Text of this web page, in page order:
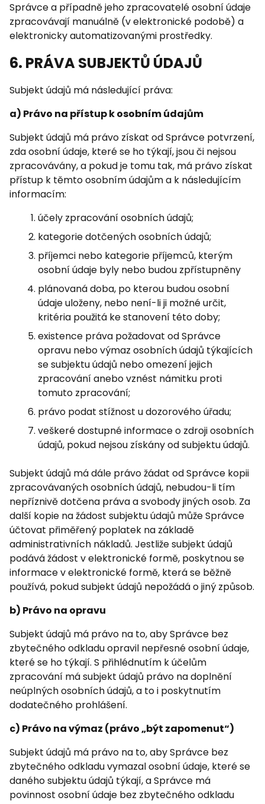
Správce a případně jeho zpracovatelé osobní údaje
zpracovávají manuálně (v elektronické podobě) a
elektronicky automatizovanými prostředky.
6. PRÁVA SUBJEKTŮ ÚDAJŮ
Subjekt údajů má následující práva:
a) Právo na přístup k osobním údajům
Subjekt údajů má právo získat od Správce potvrzení,
zda osobní údaje, které se ho týkají, jsou či nejsou
zpracovávány, a pokud je tomu tak, má právo získat
přístup k těmto osobním údajům a k následujícím
informacím:
účely zpracování osobních údajů;
kategorie dotčených osobních údajů;
příjemci nebo kategorie příjemců, kterým
osobní údaje byly nebo budou zpřístupněny
plánovaná doba, po kterou budou osobní
údaje uloženy, nebo není-li ji možné určit,
kritéria použitá ke stanovení této doby;
existence práva požadovat od Správce
opravu nebo výmaz osobních údajů týkajících
se subjektu údajů nebo omezení jejich
zpracování anebo vznést námitku proti
tomuto zpracování;
právo podat stížnost u dozorového úřadu;
veškeré dostupné informace o zdroji osobních
údajů, pokud nejsou získány od subjektu údajů.
Subjekt údajů má dále právo žádat od Správce kopii
zpracovávaných osobních údajů, nebudou-li tím
nepříznivě dotčena práva a svobody jiných osob. Za
další kopie na žádost subjektu údajů může Správce
účtovat přiměřený poplatek na základě
administrativních nákladů. Jestliže subjekt údajů
podává žádost v elektronické formě, poskytnou se
informace v elektronické formě, která se běžně
používá, pokud subjekt údajů nepožádá o jiný způsob.
b) Právo na opravu
Subjekt údajů má právo na to, aby Správce bez
zbytečného odkladu opravil nepřesné osobní údaje,
které se ho týkají. S přihlédnutím k účelům
zpracování má subjekt údajů právo na doplnění
neúplných osobních údajů, a to i poskytnutím
dodatečného prohlášení.
c) Právo na výmaz (právo „být zapomenut“)
Subjekt údajů má právo na to, aby Správce bez
zbytečného odkladu vymazal osobní údaje, které se
daného subjektu údajů týkají, a Správce má
povinnost osobní údaje bez zbytečného odkladu